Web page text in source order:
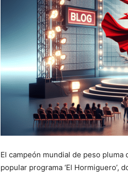
El campeón mundial de peso
popular programa ‘El